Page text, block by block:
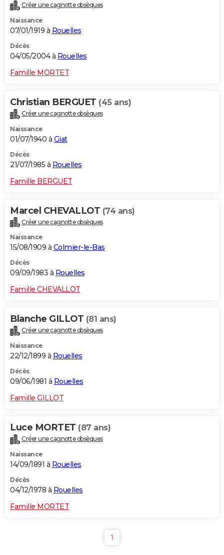
Créer une cagnotte obsèques
Naissance
07/01/1919 à Rouelles
Décès
04/05/2004 à Rouelles
Famille MORTET
Christian BERGUET (45 ans)
Créer une cagnotte obsèques
Naissance
01/07/1940 à Giat
Décès
21/07/1985 à Rouelles
Famille BERGUET
Marcel CHEVALLOT (74 ans)
Créer une cagnotte obsèques
Naissance
15/08/1909 à Colmier-le-Bas
Décès
09/09/1983 à Rouelles
Famille CHEVALLOT
Blanche GILLOT (81 ans)
Créer une cagnotte obsèques
Naissance
22/12/1899 à Rouelles
Décès
09/06/1981 à Rouelles
Famille GILLOT
Luce MORTET (87 ans)
Créer une cagnotte obsèques
Naissance
14/09/1891 à Rouelles
Décès
04/12/1978 à Rouelles
Famille MORTET
1